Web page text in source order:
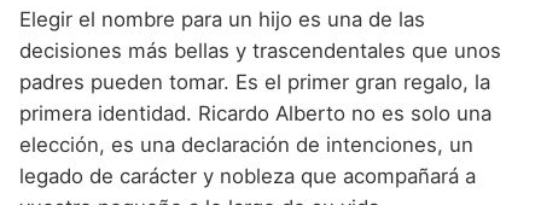
Nombres de niño que empiezan por P
Nombres de niño que empiezan por Q
Nombres de niño que empiezan por R
Nombres de niño que empiezan por S
Nombres de Niño Valencianos
Nombres de Niño Vascos
Nombres de Niño Portugueses
Nombres de Niño Rumanos
Nombres de Niño Rusos
Nombres de Niño Suecos
Elegir el nombre para un hijo es una de las
decisiones más bellas y trascendentales que unos
padres pueden tomar. Es el primer gran regalo, la
primera identidad. Ricardo Alberto no es solo una
elección, es una declaración de intenciones, un
legado de carácter y nobleza que acompañará a